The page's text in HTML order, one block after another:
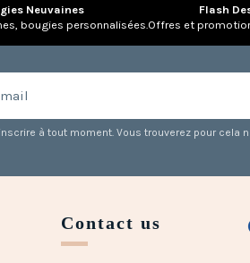
Neuvaines
bougies personnalisées.
Flash
Offres et
à tout moment. Vous trouverez pour
Contact us